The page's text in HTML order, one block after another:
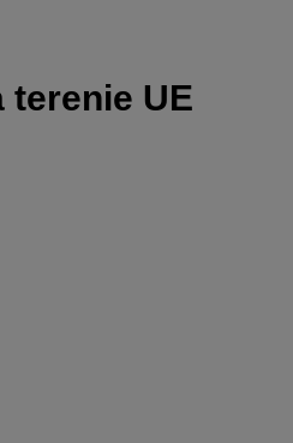
terenie UE